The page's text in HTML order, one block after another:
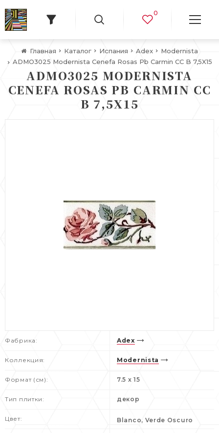
0
Главная Каталог Испания Adex
Modernista
ADMO3025 Modernista Cenefa Rosas Pb Carmin CC B 7,5X15
ADMO3025 MODERNISTA
CENEFA ROSAS PB CARMIN CC
B 7,5X15
Фабрика: Adex
Коллекция: Modernista
Формат (см): 7.5 x 15
Тип плитки: декор
Цвет: Blanco, Verde Oscuro